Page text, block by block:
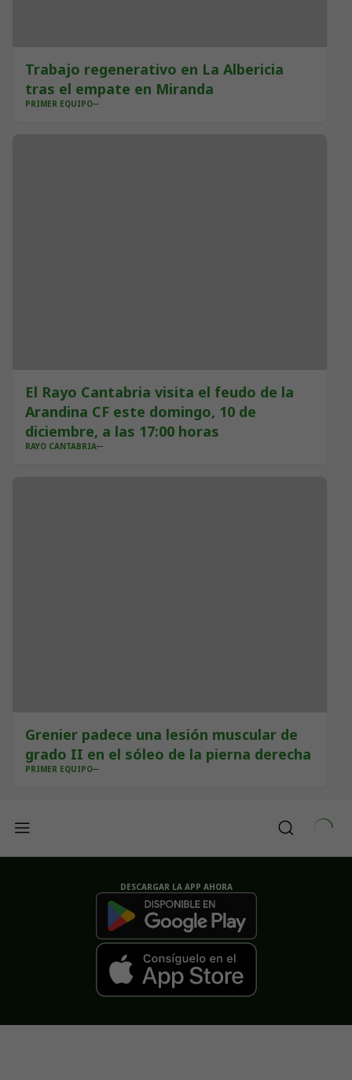
Trabajo regenerativo en La Albericia
tras el empate en Miranda
PRIMER EQUIPO
El Rayo Cantabria visita el feudo de la
Arandina CF este domingo, 10 de
diciembre, a las 17:00 horas
RAYO CANTABRIA
Grenier padece una lesión muscular de
grado II en el sóleo de la pierna derecha
PRIMER EQUIPO
DESCARGAR LA APP AHORA